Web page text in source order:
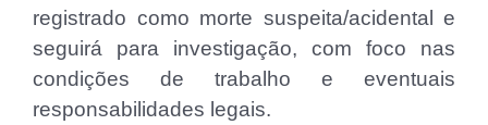
registrado como morte suspeita/acidental e
seguirá para investigação, com foco nas
condições de trabalho e eventuais
responsabilidades legais.